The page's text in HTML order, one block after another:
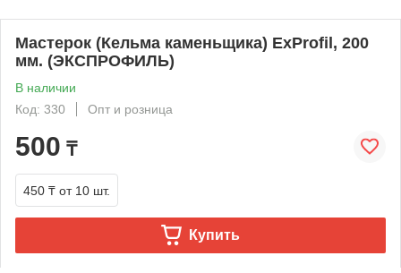
Мастерок (Кельма каменьщика) ExProfil, 200
мм. (ЭКСПРОФИЛЬ)
В наличии
Код: 330
Опт и розница
500 ₸
450 ₸ от 10 шт.
Купить